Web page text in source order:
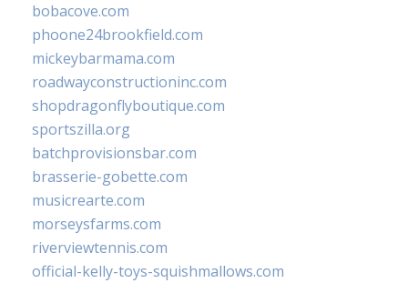
bobacove.com
phoone24brookfield.com
mickeybarmama.com
roadwayconstructioninc.com
shopdragonflyboutique.com
sportszilla.org
batchprovisionsbar.com
brasserie-gobette.com
musicrearte.com
morseysfarms.com
riverviewtennis.com
official-kelly-toys-squishmallows.com